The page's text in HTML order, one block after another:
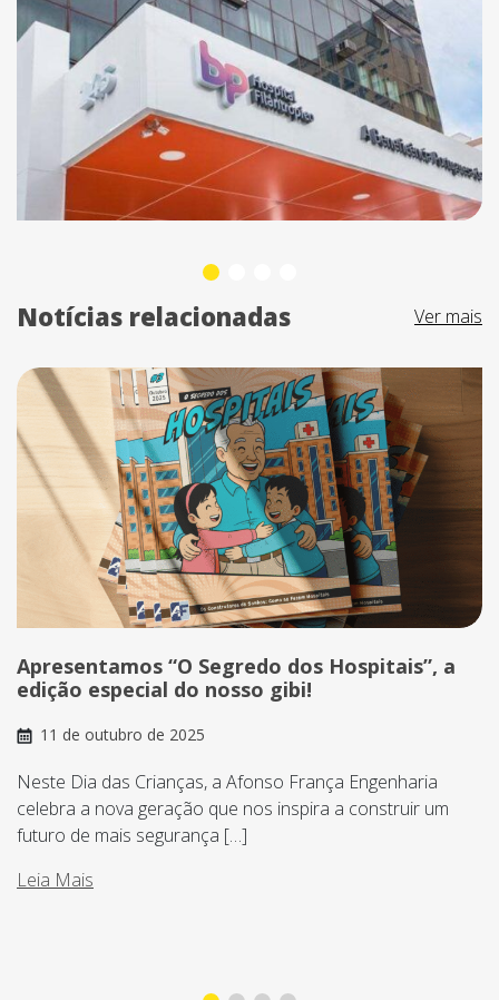
Notícias relacionadas Ver mais
Apresentamos “O Segredo dos Hospitais”, a
edição especial do nosso gibi!
11 de outubro de 2025
Neste Dia das Crianças, a Afonso França Engenharia
celebra a nova geração que nos inspira a construir um
futuro de mais segurança […]
Leia Mais